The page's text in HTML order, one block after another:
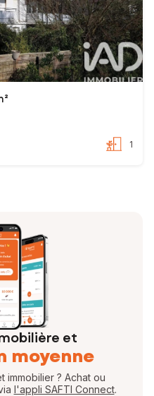
1
et
moyenne
immobilier ? Achat ou
l'appli SAFTI Connect.